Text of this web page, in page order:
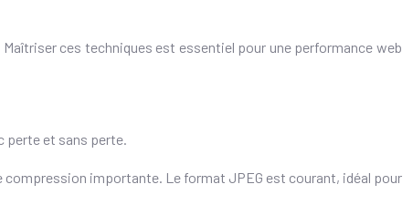
ces techniques est essentiel pour une performance web
perte et sans perte.
importante. Le format JPEG est courant, idéal pour